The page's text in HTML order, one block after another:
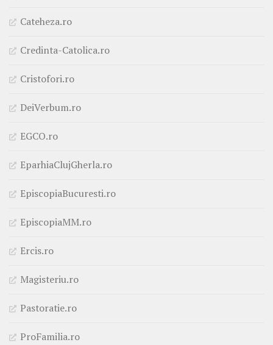
Cateheza.ro
Credinta-Catolica.ro
Cristofori.ro
DeiVerbum.ro
EGCO.ro
EparhiaClujGherla.ro
EpiscopiaBucuresti.ro
EpiscopiaMM.ro
Ercis.ro
Magisteriu.ro
Pastoratie.ro
ProFamilia.ro